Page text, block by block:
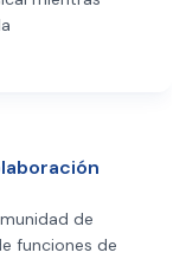
de
funciones de